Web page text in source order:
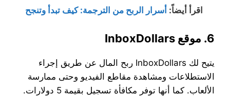
اقرأ أيضاً: أسرار الربح من الترجمة: كيف تبدأ وتنجح
6. موقع InboxDollars
يتيح لك InboxDollars ربح المال عن طريق إجراء
الاستطلاعات ومشاهدة مقاطع الفيديو وحتى ممارسة
الألعاب. كما أنها توفر مكافأة تسجيل بقيمة 5 دولارات.